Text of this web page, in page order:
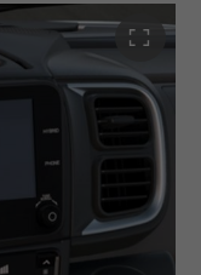
basé sur la
disponible à la
également via les
vous pouvez
radio DAB, les
système de